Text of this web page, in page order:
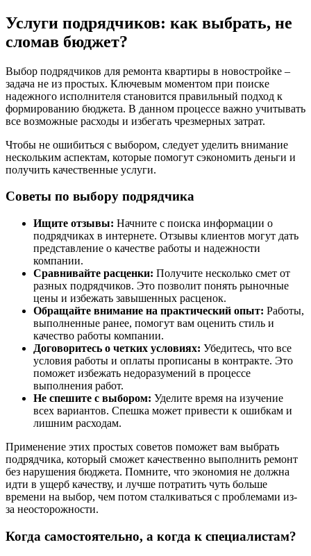
Услуги подрядчиков: как выбрать, не
сломав бюджет?
Выбор подрядчиков для ремонта квартиры в новостройке –
задача не из простых. Ключевым моментом при поиске
надежного исполнителя становится правильный подход к
формированию бюджета. В данном процессе важно учитывать
все возможные расходы и избегать чрезмерных затрат.
Чтобы не ошибиться с выбором, следует уделить внимание
нескольким аспектам, которые помогут сэкономить деньги и
получить качественные услуги.
Советы по выбору подрядчика
Ищите отзывы: Начните с поиска информации о
подрядчиках в интернете. Отзывы клиентов могут дать
представление о качестве работы и надежности
компании.
Сравнивайте расценки: Получите несколько смет от
разных подрядчиков. Это позволит понять рыночные
цены и избежать завышенных расценок.
Обращайте внимание на практический опыт: Работы,
выполненные ранее, помогут вам оценить стиль и
качество работы компании.
Договоритесь о четких условиях: Убедитесь, что все
условия работы и оплаты прописаны в контракте. Это
поможет избежать недоразумений в процессе
выполнения работ.
Не спешите с выбором: Уделите время на изучение
всех вариантов. Спешка может привести к ошибкам и
лишним расходам.
Применение этих простых советов поможет вам выбрать
подрядчика, который сможет качественно выполнить ремонт
без нарушения бюджета. Помните, что экономия не должна
идти в ущерб качеству, и лучше потратить чуть больше
времени на выбор, чем потом сталкиваться с проблемами из-
за неосторожности.
Когда самостоятельно, а когда к специалистам?